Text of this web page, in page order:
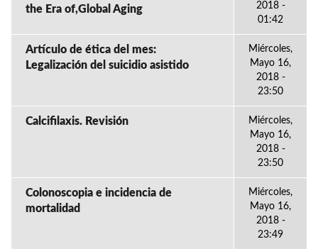
the Era of,Global Aging
2018 -
01:42
Artículo de ética del mes:
Legalización del suicidio asistido
Miércoles,
Mayo 16,
2018 -
23:50
Calcifilaxis. Revisión
Miércoles,
Mayo 16,
2018 -
23:50
Colonoscopia e incidencia de
mortalidad
Miércoles,
Mayo 16,
2018 -
23:49